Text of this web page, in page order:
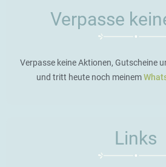
Verpasse
Verpasse keine Aktionen, Gutscheine
und tritt heute noch meinem
Links